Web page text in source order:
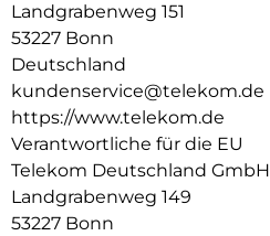
Landgrabenweg 151
53227 Bonn
Deutschland
kundenservice@telekom.de
https://www.telekom.de
Verantwortliche für die EU
Telekom Deutschland GmbH
Landgrabenweg 149
53227 Bonn